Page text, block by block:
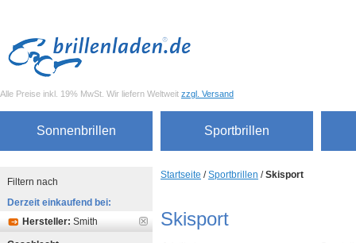
Alle Preise inkl. 19% MwSt. Wir liefern Weltweit zzgl. Versand
Sonnenbrillen Sportbrillen
Startseite /Sportbrillen /Skisport
Skisport
Filtern nach
Derzeit einkaufend bei:
Hersteller: Smith